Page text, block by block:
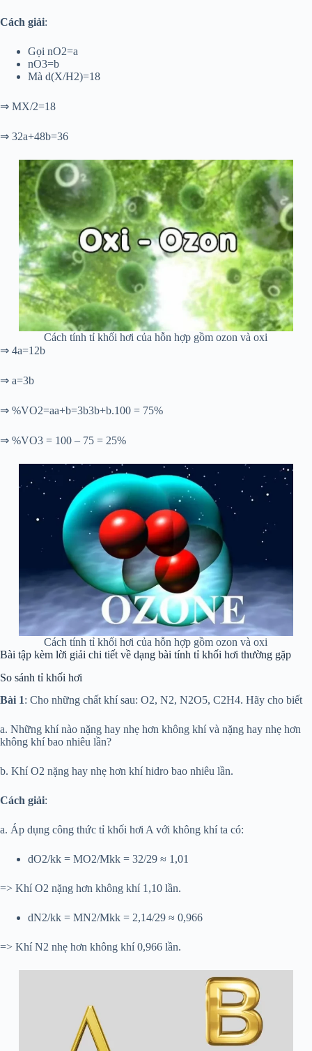
Cách giải:
Gọi nO2=a
nO3=b
Mà d(X/H2)=18
⇒ MX/2=18
⇒ 32a+48b=36
Cách tính tỉ khối hơi của hỗn hợp gồm ozon và oxi
⇒ 4a=12b
⇒ a=3b
⇒ %VO2=aa+b=3b3b+b.100 = 75%
⇒ %VO3 = 100 – 75 = 25%
Cách tính tỉ khối hơi của hỗn hợp gồm ozon và oxi
Bài tập kèm lời giải chi tiết về dạng bài tính tỉ khối hơi thường gặp
So sánh tỉ khối hơi
Bài 1: Cho những chất khí sau: O2, N2, N2O5, C2H4. Hãy cho biết
a. Những khí nào nặng hay nhẹ hơn không khí và nặng hay nhẹ hơn
không khí bao nhiêu lần?
b. Khí O2 nặng hay nhẹ hơn khí hidro bao nhiêu lần.
Cách giải:
a. Áp dụng công thức tỉ khối hơi A với không khí ta có:
dO2/kk = MO2/Mkk = 32/29 ≈ 1,01
=> Khí O2 nặng hơn không khí 1,10 lần.
dN2/kk = MN2/Mkk = 2,14/29 ≈ 0,966
=> Khí N2 nhẹ hơn không khí 0,966 lần.